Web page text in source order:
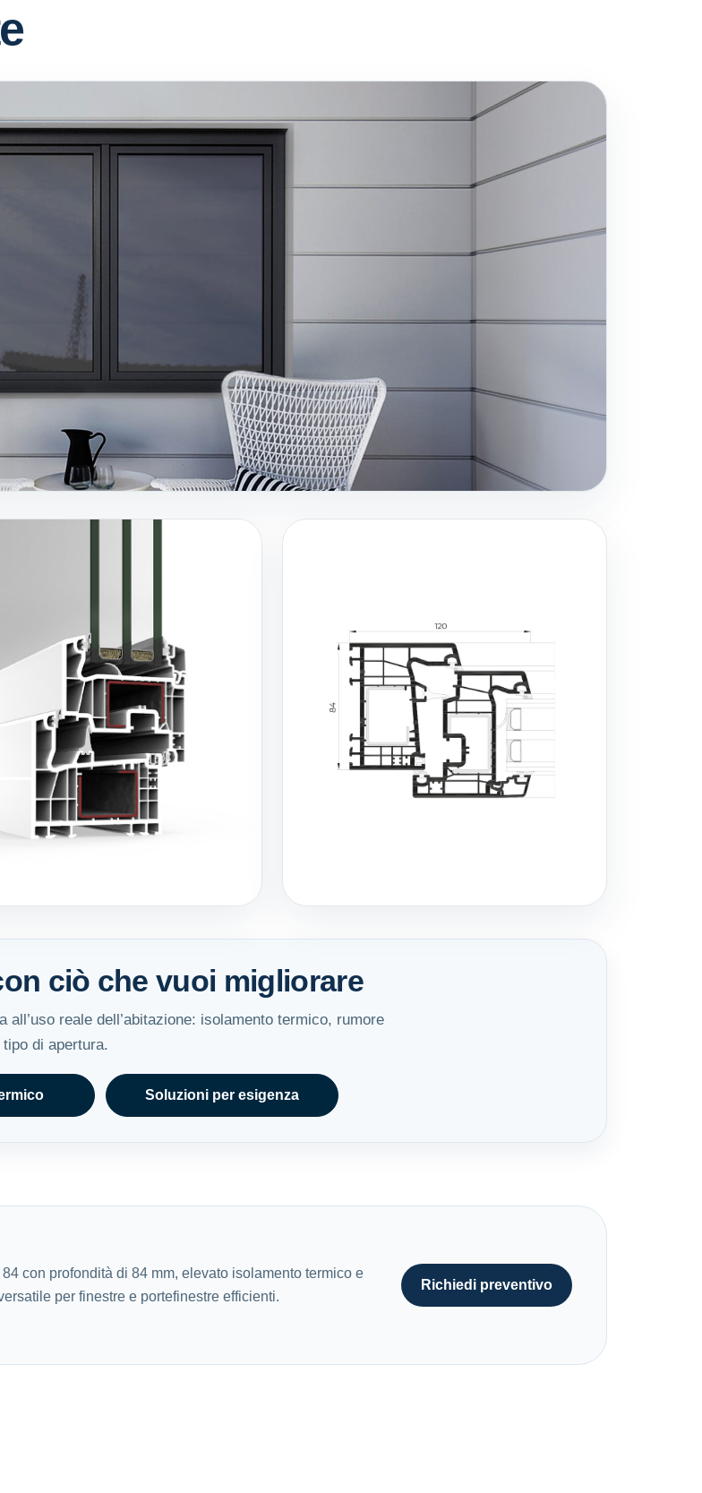
ciò che vuoi migliorare
reale dell’abitazione: isolamento termico, rumore
di apertura.
Soluzioni per esigenza
con profondità di 84 mm, elevato isolamento termico e
per finestre e portefinestre efficienti.
Richiedi preventivo